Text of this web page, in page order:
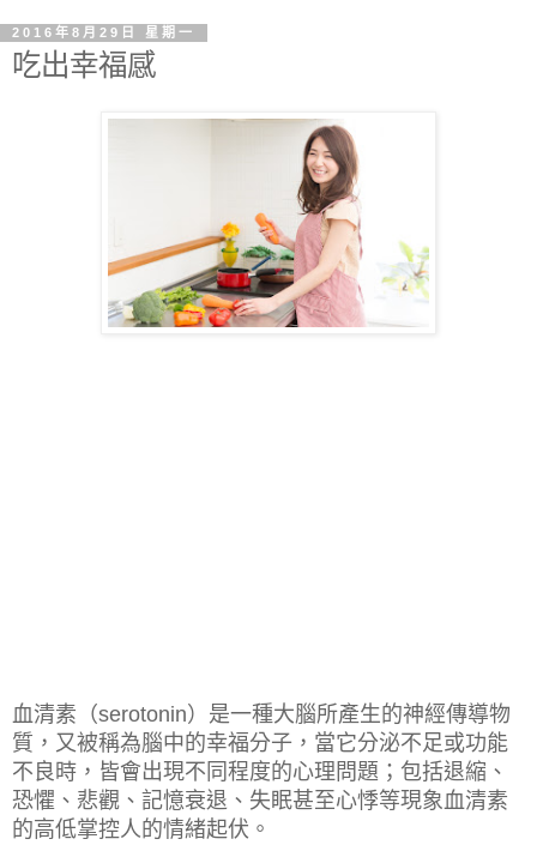
2016年8月29日 星期一
吃出幸福感
血清素（serotonin）是一種大腦所產生的神經傳導物
質，又被稱為腦中的幸福分子，當它分泌不足或功能
不良時，皆會出現不同程度的心理問題；包括退縮、
恐懼、悲觀、記憶衰退、失眠甚至心悸等現象血清素
的高低掌控人的情緒起伏。